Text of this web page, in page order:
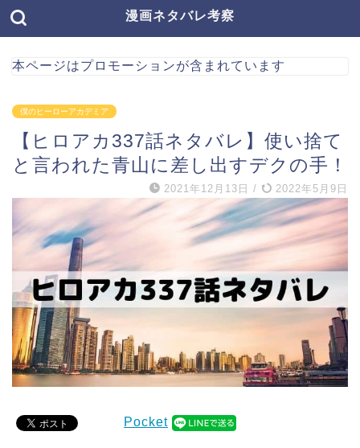
漫画ネタバレ考察
本ページはプロモーションが含まれています
僕のヒーローアカデミア
【ヒロアカ337話ネタバレ】使い捨て
と言われた青山に差し出すデクの手！
2021年12月13日 / 2022年5月9日
Pocket